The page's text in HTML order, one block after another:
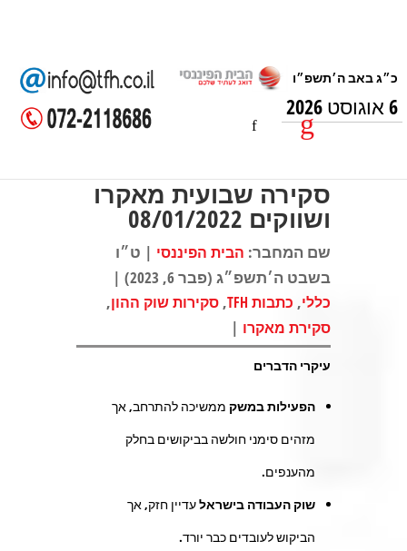
6 אוגוסט 2026
סקירה שבועית מאקרו
ושווקים 08/01/2022
שם המחבר: הבית הפיננסי | ט״ו
בשבט ה׳תשפ״ג (פבר 6, 2023) |
כללי, כתבות TFH , סקירות שוק ההון,
סקירת מאקרו |
עיקרי הדברים
הפעילות במשק ממשיכה להתרחב, אך
מזהים סימני חולשה בביקושים בחלק
מהענפים.
שוק העבודה בישראלעדיין חזק, אך
הביקוש לעובדים כבר יורד.